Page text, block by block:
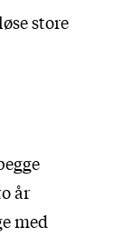
store
år
med